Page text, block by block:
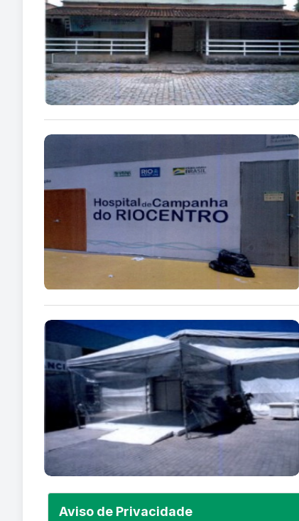
Aviso de Privacidade